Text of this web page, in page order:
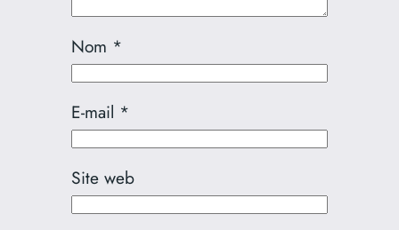
Nom *
E-mail *
Site web